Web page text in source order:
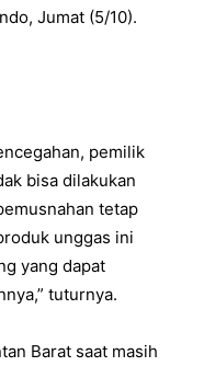
Jumat (5/10).
pemilik
bisa dilakukan
tetap
unggas ini
yang dapat
tuturnya.
Barat saat masih